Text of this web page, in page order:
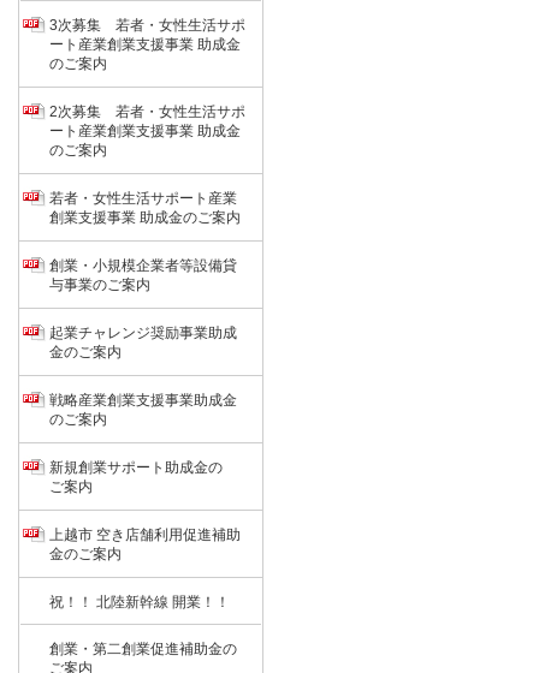
3次募集 若者・女性生活サポ
ート産業創業支援事業 助成金
のご案内
2次募集 若者・女性生活サポ
ート産業創業支援事業 助成金
のご案内
若者・女性生活サポート産業
創業支援事業 助成金のご案内
創業・小規模企業者等設備貸
与事業のご案内
起業チャレンジ奨励事業助成
金のご案内
戦略産業創業支援事業助成金
のご案内
新規創業サポート助成金の
ご案内
上越市 空き店舗利用促進補助
金のご案内
祝！！ 北陸新幹線 開業！！
創業・第二創業促進補助金の
ご案内